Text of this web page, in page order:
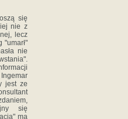
się
nie z
lecz
"umarł"
nie
jest ze
się
ma